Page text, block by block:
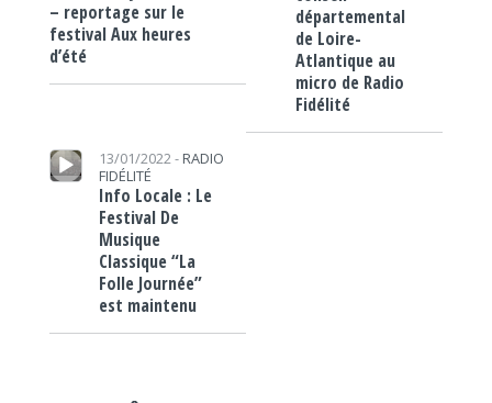
– reportage sur le
festival Aux heures
d’été
départemental
de Loire-
Atlantique au
micro de Radio
Fidélité
Lecteur audio
13/01/2022 - RADIO
FIDÉLITÉ
Info Locale : Le
Festival De
Musique
Classique “La
Folle Journée”
est maintenu